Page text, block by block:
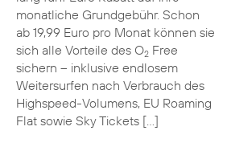
monatliche Grundgebühr. Schon
ab 19,99 Euro pro Monat können sie
sich alle Vorteile des O2Free
sichern – inklusive endlosem
Weitersurfen nach Verbrauch des
Highspeed-Volumens, EU Roaming
Flat sowie Sky Tickets […]